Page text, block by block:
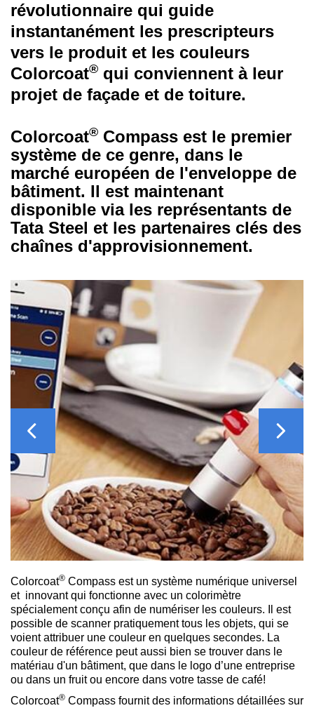
révolutionnaire qui guide
instantanément les prescripteurs
vers le produit et les couleurs
Colorcoat® qui conviennent à leur
projet de façade et de toiture.
Colorcoat® Compass est le premier
système de ce genre, dans le
marché européen de l'enveloppe de
bâtiment. Il est maintenant
disponible via les représentants de
Tata Steel et les partenaires clés des
chaînes d'approvisionnement.
Previous
Colorcoat® Compass est un système numérique universel
et innovant qui fonctionne avec un colorimètre
spécialement conçu afin de numériser les couleurs. Il est
possible de scanner pratiquement tous les objets, qui se
voient attribuer une couleur en quelques secondes. La
couleur de référence peut aussi bien se trouver dans le
matériau d'un bâtiment, que dans le logo d’une entreprise
ou dans un fruit ou encore dans votre tasse de café!
Colorcoat® Compass fournit des informations détaillées sur